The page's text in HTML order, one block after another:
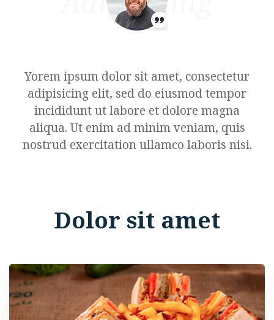
Yorem ipsum dolor sit amet, consectetur
adipisicing elit, sed do eiusmod tempor
incididunt ut labore et dolore magna
aliqua. Ut enim ad minim veniam, quis
nostrud exercitation ullamco laboris nisi.
Dolor sit amet
Laboris nisi